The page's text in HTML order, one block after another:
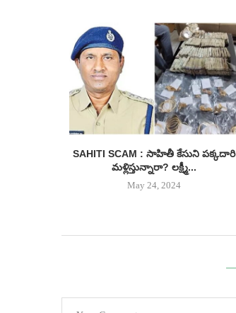
SAHITI SCAM : సాహితీ కేసుని పక్కదారి
మళ్లిస్తున్నారా? లక్ష్మీ...
May 24, 2024